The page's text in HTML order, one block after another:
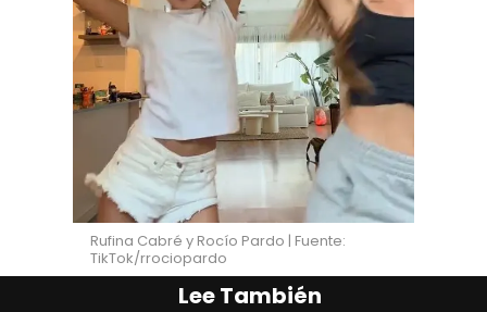
Rufina Cabré y Rocío Pardo | Fuente:
TikTok/rrociopardo
Lee También